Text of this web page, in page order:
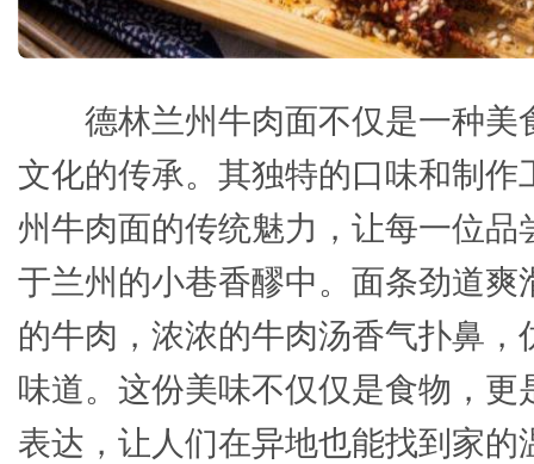
德林兰州牛肉面不仅是一种美
文化的传承。其独特的口味和制作
州牛肉面的传统魅力，让每一位品
于兰州的小巷香醪中。面条劲道爽
的牛肉，浓浓的牛肉汤香气扑鼻，
味道。这份美味不仅仅是食物，更
表达，让人们在异地也能找到家的